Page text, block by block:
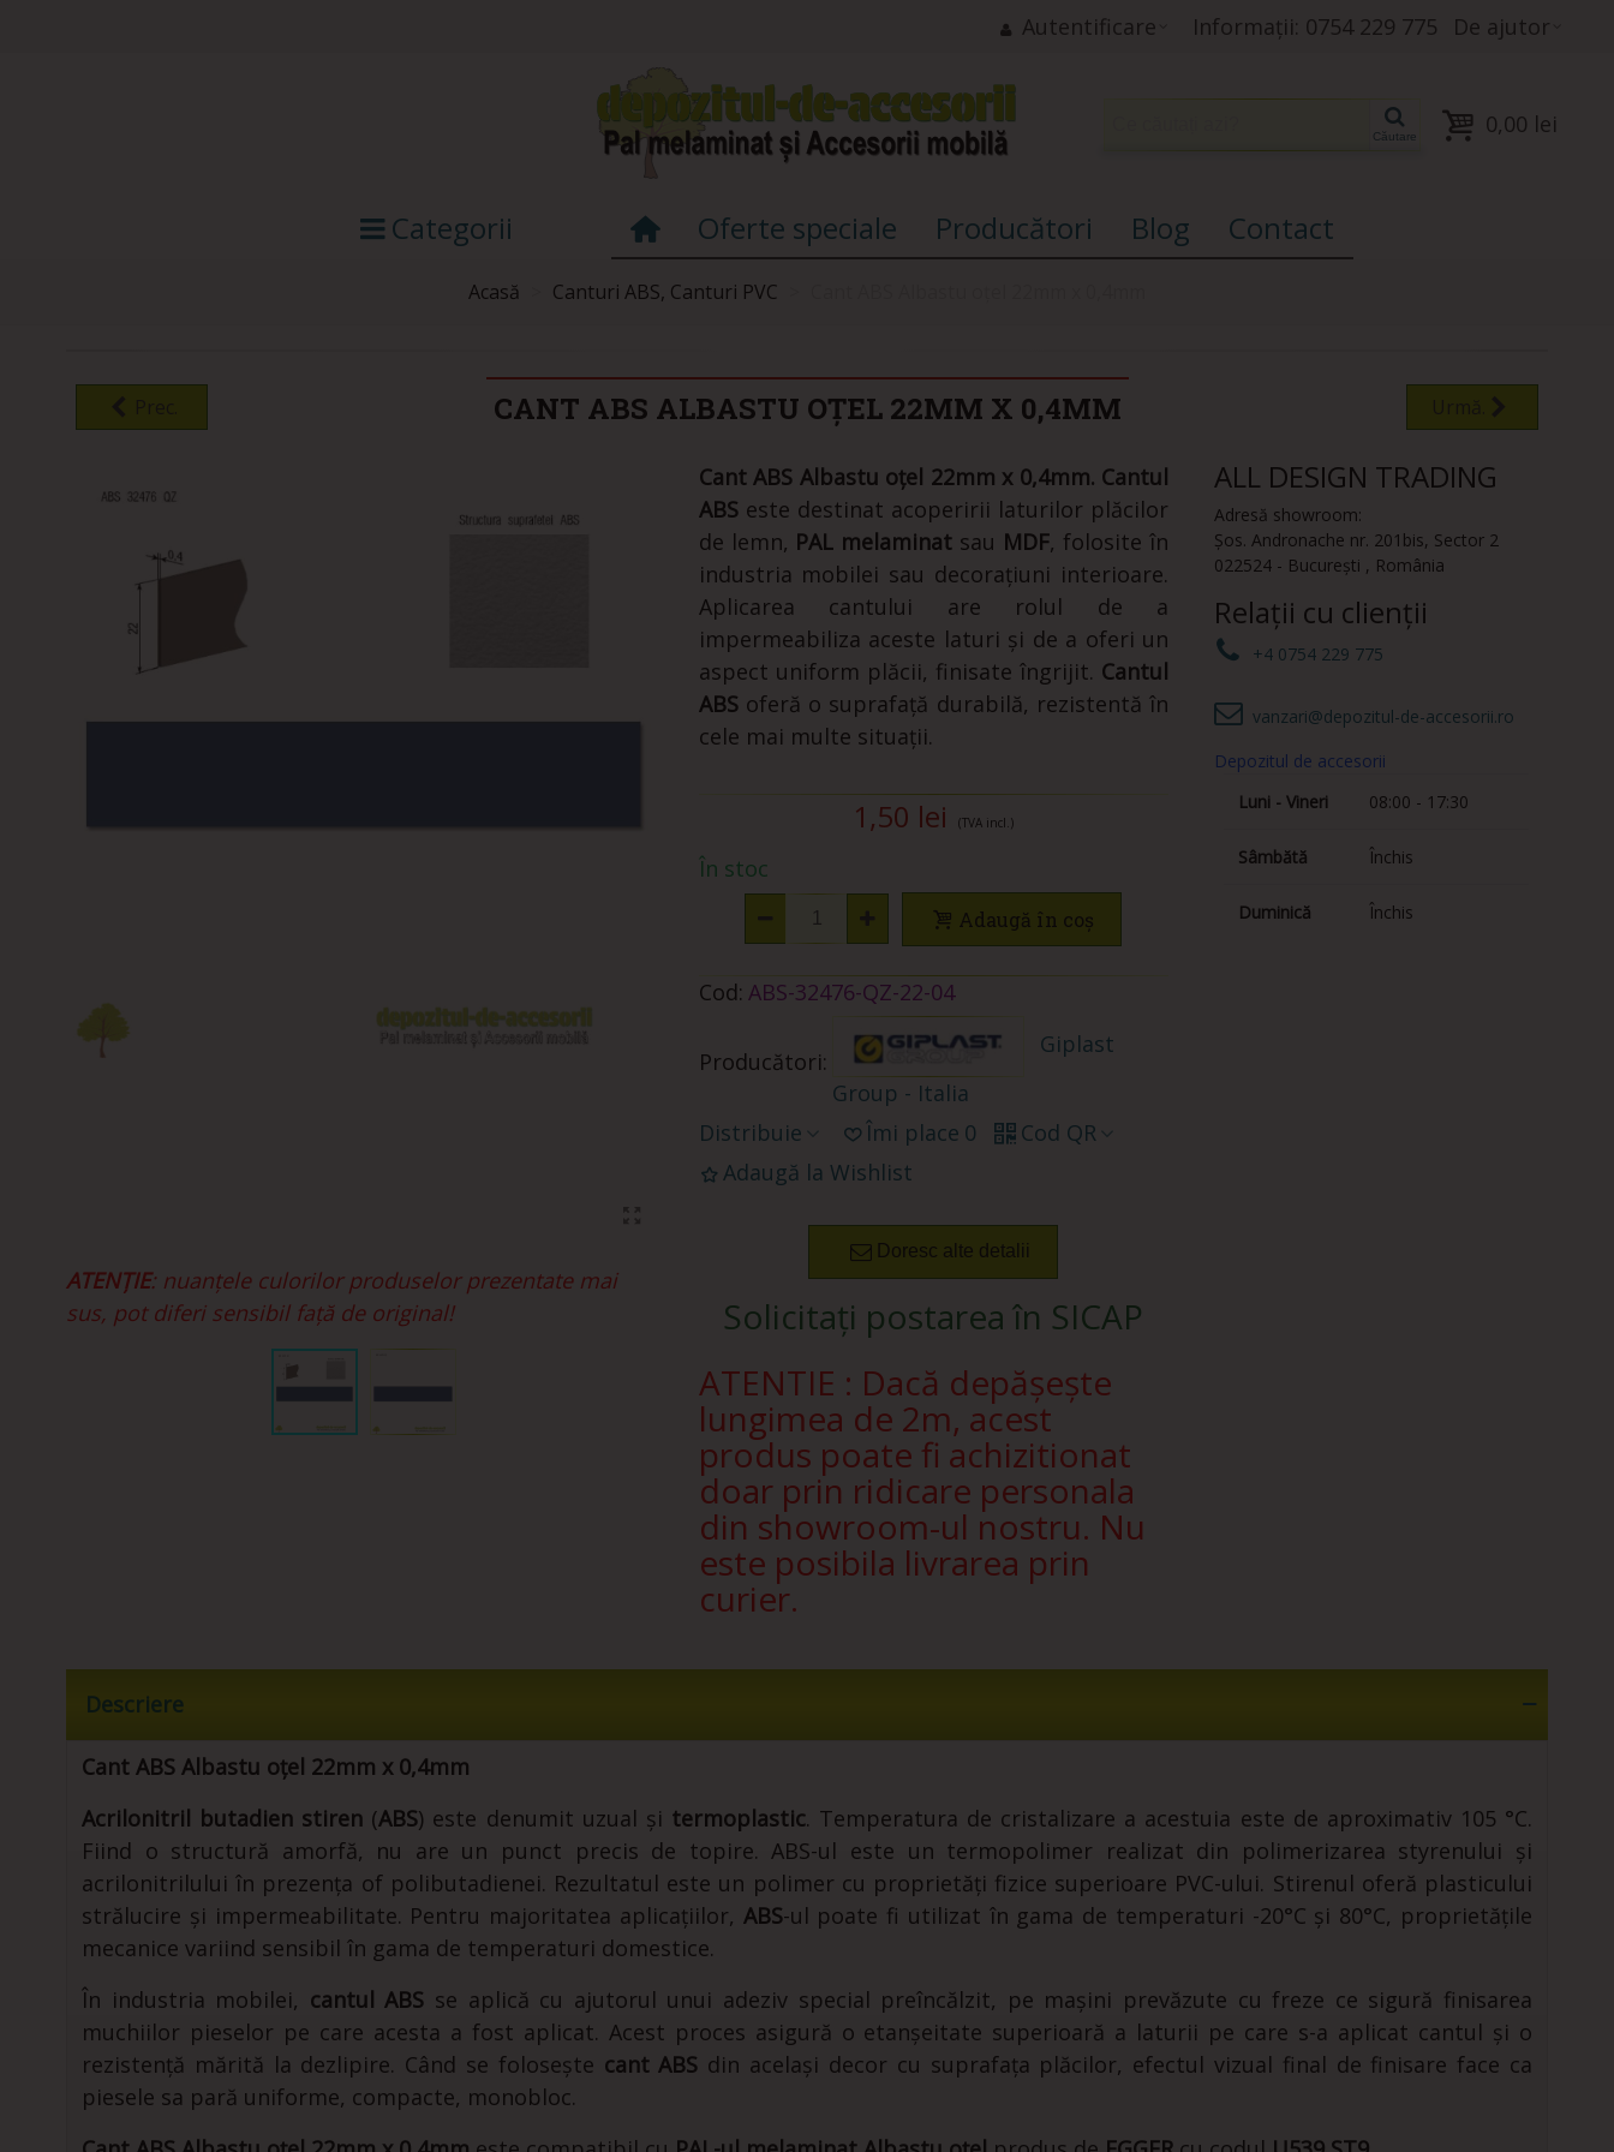
Autentificare Informații: 0754 229 775 De ajutor
Căutare 0,00 lei
Categorii Oferte speciale Producători Blog Contact
Acasă Canturi ABS, Canturi PVC
CANT ABS ALBASTU OȚEL 22MM X 0,4MM
ATENȚIE: nuanțele culorilor produselor prezentate mai
sus, pot diferi sensibil față de original!
Cant ABS Albastu oțel 22mm x 0,4mm. Cantul
ABSeste destinat acoperirii laturilor plăcilor
de lemn, PAL melaminat sau MDF, folosite în
industria mobilei sau decorațiuni interioare.
Aplicarea cantului are rolul de a
impermeabiliza aceste laturi și de a oferi un
aspect uniform plăcii, finisate îngrijit. Cantul
ABSoferă o suprafață durabilă, rezistentă în
cele mai multe situații.
1,50 lei (TVA incl.)
În stoc
Adaugă în coș
Cod: ABS-32476-QZ-22-04
Producători:
Giplast
Group - Italia
Distribuie
Îmi place 0
Cod QR
Adaugă la Wishlist
Doresc alte detalii
Solicitați postarea în SICAP
ATENTIE : Dacă depășește
lungimea de 2m, acest
produs poate fi achizitionat
doar prin ridicare personala
din showroom-ul nostru. Nu
este posibila livrarea prin
curier.
ALL DESIGN TRADING
Adresă showroom:
Șos. Andronache nr. 201bis, Sector 2
022524- București , România
Relații cu clienții
+4 0754 229 775
vanzari@depozitul-de-accesorii.ro
Depozitul de accesorii
Luni - Vineri
08:00 - 17:30
Sâmbătă Închis
Duminică Închis
Descriere
Cant ABS Albastu oțel 22mm x 0,4mm
Acrilonitril butadien stiren (ABS) este denumit uzual și termoplastic. Temperatura de cristalizare a acestuia este de aproximativ 105 °C.
Fiind o structură amorfă, nu are un punct precis de topire. ABS-ul este un termopolimer realizat din polimerizarea styrenului și
acrilonitrilului în prezența of polibutadienei. Rezultatul este un polimer cu proprietăți fizice superioare PVC-ului. Stirenul oferă plasticului
strălucire și impermeabilitate. Pentru majoritatea aplicațiilor, ABS-ul poate fi utilizat în gama de temperaturi -20°C și 80°C, proprietățile
mecanice variind sensibil în gama de temperaturi domestice.
În industria mobilei, cantul ABS se aplică cu ajutorul unui adeziv special preîncălzit, pe mașini prevăzute cu freze ce sigură finisarea
muchiilor pieselor pe care acesta a fost aplicat. Acest proces asigură o etanșeitate superioară a laturii pe care s-a aplicat cantul și o
rezistență mărită la dezlipire. Când se folosește cant ABS din același decor cu suprafața plăcilor, efectul vizual final de finisare face ca
piesele sa pară uniforme, compacte, monobloc.